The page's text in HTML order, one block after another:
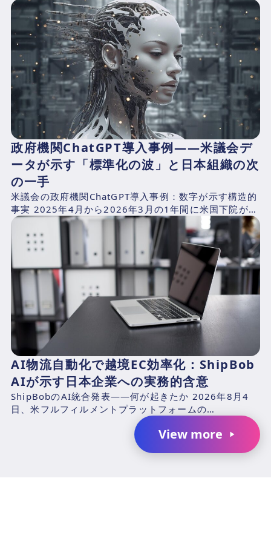
TanおよびChang Liuと、...
政府機関ChatGPT導入事例——米議会デ
ータが示す「標準化の波」と日本組織の次
の一手
米議会の政府機関ChatGPT導入事例：数字が示す構造的
事実 2025年4月から2026年3月の1年間に米国下院が支
出したAI関連費用を、CNBCが下院支出記録...
AI物流自動化で越境EC効率化：ShipBob
AIが示す日本企業への実務的含意
ShipBobのAI統合発表——何が起きたか 2026年8月4
日、米フルフィルメントプラットフォームの
ShipBob（本社：シカゴ、2014年創業、CEO：Dh...
View more